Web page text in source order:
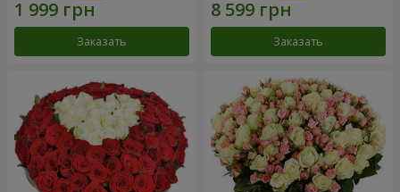
Заказать Заказать